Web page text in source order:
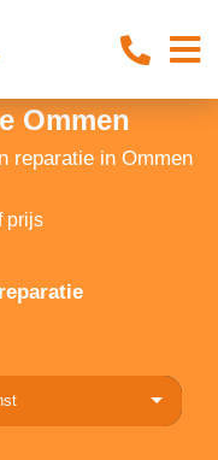
Ommen
reparatie in Ommen
prijs